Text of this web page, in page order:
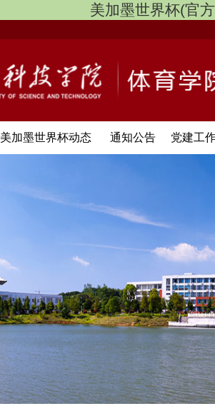
美加墨世界杯(官
美加墨世界杯动态 通知公告 党建工